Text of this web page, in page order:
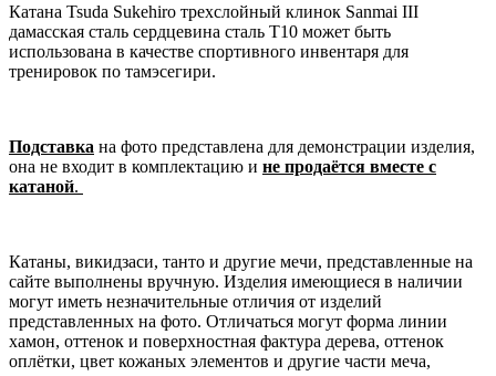
Катана Tsuda Sukehiro трехслойный клинок Sanmai III
дамасская сталь сердцевина сталь T10 может быть
использована в качестве спортивного инвентаря для
тренировок по тамэсегири.
Подставка на фото представлена для демонстрации изделия,
она не входит в комплектацию и не продаётся вместе с
катаной.
Катаны, викидзаси, танто и другие мечи, представленные на
сайте выполнены вручную. Изделия имеющиеся в наличии
могут иметь незначительные отличия от изделий
представленных на фото. Отличаться могут форма линии
хамон, оттенок и поверхностная фактура дерева, оттенок
оплётки, цвет кожаных элементов и другие части меча,